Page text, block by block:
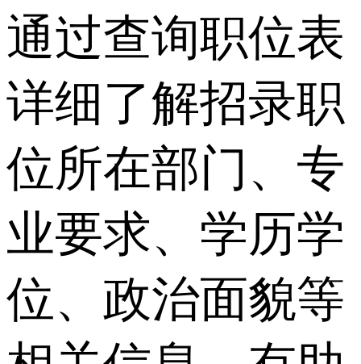
通过查询职位表
详细了解招录职
位所在部门、专
业要求、学历学
位、政治面貌等